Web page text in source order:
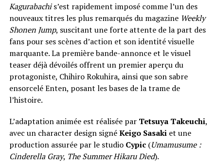
Kagurabachis’est rapidement imposé comme l’un des
nouveaux titres les plus remarqués du magazine Weekly
Shonen Jump, suscitant une forte attente de la part des
fans pour ses scènes d’action et son identité visuelle
marquante. La première bande-annonce et le visuel
teaser déjà dévoilés offrent un premier aperçu du
protagoniste, Chihiro Rokuhira, ainsi que son sabre
ensorcelé Enten, posant les bases de la trame de
l’histoire.
L’adaptation animée est réalisée par Tetsuya Takeuchi,
avec un character design signéKeigo Sasakiet une
production assurée par le studio Cypic(Umamusume :
Cinderella Gray, The Summer Hikaru Died).